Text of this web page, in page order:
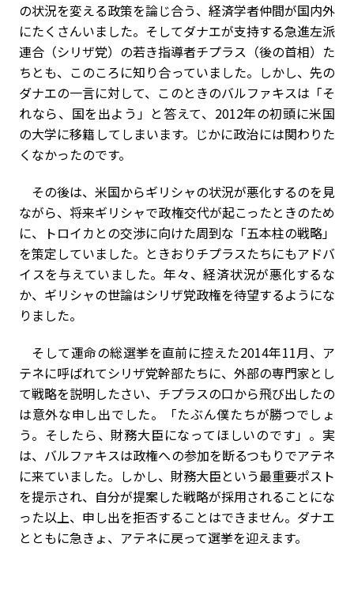
の状況を変える政策を論じ合う、経済学者仲間が国内外
にたくさんいました。そしてダナエが支持する急進左派
連合（シリザ党）の若き指導者チプラス（後の首相）た
ちとも、このころに知り合っていました。しかし、先の
ダナエの一言に対して、このときのバルファキスは「そ
れなら、国を出よう」と答えて、2012年の初頭に米国
の大学に移籍してしまいます。じかに政治には関わりた
くなかったのです。
その後は、米国からギリシャの状況が悪化するのを見
ながら、将来ギリシャで政権交代が起こったときのため
に、トロイカとの交渉に向けた周到な「五本柱の戦略」
を策定していました。ときおりチプラスたちにもアドバ
イスを与えていました。年々、経済状況が悪化するな
か、ギリシャの世論はシリザ党政権を待望するようにな
りました。
そして運命の総選挙を直前に控えた2014年11月、ア
テネに呼ばれてシリザ党幹部たちに、外部の専門家とし
て戦略を説明したさい、チプラスの口から飛び出したの
は意外な申し出でした。「たぶん僕たちが勝つでしょ
う。そしたら、財務大臣になってほしいのです」。実
は、バルファキスは政権への参加を断るつもりでアテネ
に来ていました。しかし、財務大臣という最重要ポスト
を提示され、自分が提案した戦略が採用されることにな
った以上、申し出を拒否することはできません。ダナエ
とともに急きょ、アテネに戻って選挙を迎えます。